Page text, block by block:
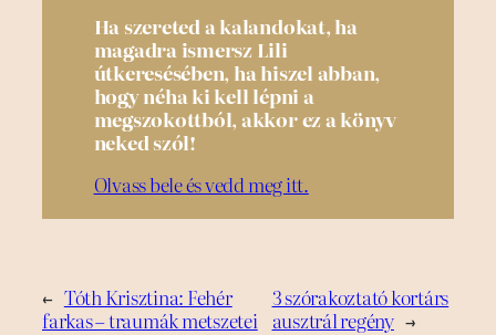
Ha szereted a kalandokat, ha
magadra ismersz Lili
útkeresésében, ha hiszel abban,
hogy néha ki kell lépni a
megszokottból, akkor ez a könyv
neked szól!
Olvass bele és vedd meg itt.
← Tóth Krisztina: Fehér
farkas – traumák metszetei
3 szórakoztató kortárs
ausztrál regény →